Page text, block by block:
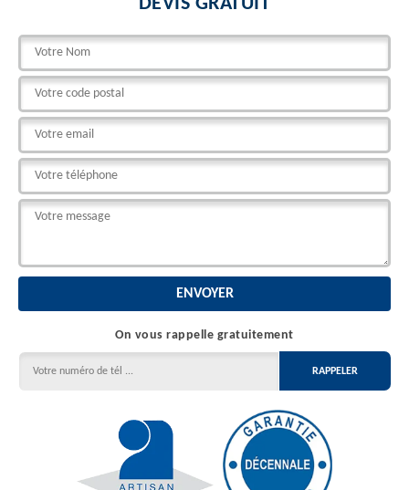
On vous rappelle gratuitement